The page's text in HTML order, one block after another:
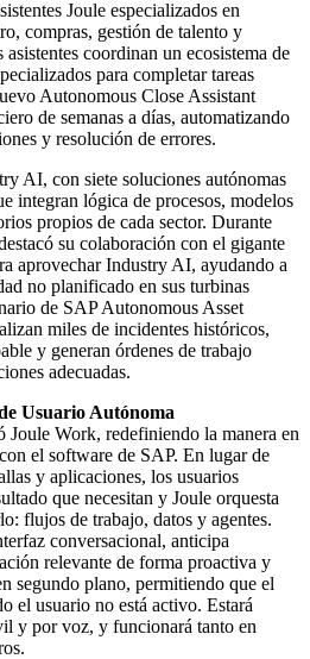
Joule especializados en
compras, gestión de talento y
coordinan un ecosistema de
para completar tareas
Autonomous Close Assistant
de semanas a días, automatizando
y resolución de errores.
AI, con siete soluciones autónomas
integran lógica de procesos, modelos
propios de cada sector. Durante
su colaboración con el gigante
aprovechar Industry AI, ayudando a
no planificado en sus turbinas
de SAP Autonomous Asset
miles de incidentes históricos,
y generan órdenes de trabajo
adecuadas.
Usuario Autónoma
Joule Work, redefiniendo la manera en
el software de SAP. En lugar de
y aplicaciones, los usuarios
que necesitan y Joule orquesta
flujos de trabajo, datos y agentes.
conversacional, anticipa
relevante de forma proactiva y
segundo plano, permitiendo que el
el usuario no está activo. Estará
y por voz, y funcionará tanto en